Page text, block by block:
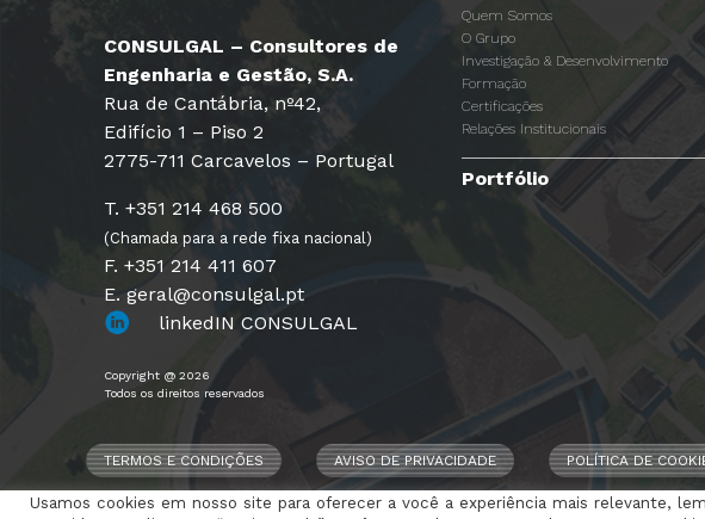
CONSULGAL – Consultores de
Engenharia e Gestão, S.A.
Rua de Cantábria, nº42,
Edifício 1 – Piso 2
2775-711 Carcavelos – Portugal
T. +351 214 468 500
(Chamada para a rede fixa nacional)
F. +351 214 411 607
E. geral@consulgal.pt
linkedIN CONSULGAL
Copyright @ 2026
Todos os direitos reservados
Quem Somos
O Grupo
Investigação & Desenvolvimento
Formação
Certificações
Relações Institucionais
Portfólio
TERMOS E CONDIÇÕES AVISO DE PRIVACIDADE POLÍTICA DE
Usamos cookies em nosso site para oferecer a você a experiência mais relevante,